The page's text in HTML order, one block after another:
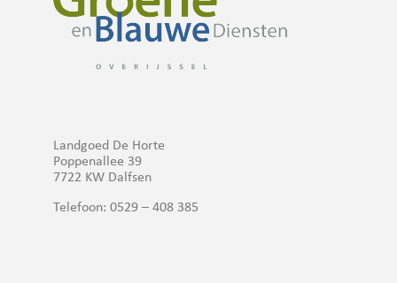
Landgoed De Horte
Poppenallee 39
7722 KW Dalfsen
Telefoon: 0529 – 408 385